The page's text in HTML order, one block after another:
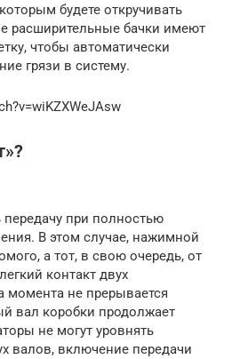
будете откручивать
расширительные бачки имеют
чтобы автоматически
грязи в систему.
при полностью
В этом случае, нажимной
а тот, в свою очередь, от
контакт двух
момента не прерывается
вал коробки продолжает
не могут уровнять
валов, включение передачи